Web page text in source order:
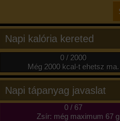
Napi kalória kereted
0 / 2000
Még 2000 kcal-t ehetsz ma.
Napi tápanyag javaslat
0/ 67
Zsír: még maximum 67 g